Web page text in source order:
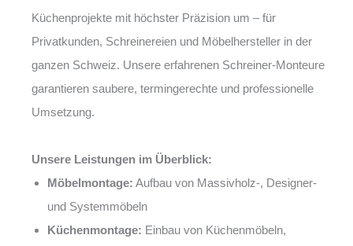
Küchenprojekte mit höchster Präzision um – für
Privatkunden, Schreinereien und Möbelhersteller in der
ganzen Schweiz. Unsere erfahrenen Schreiner-Monteure
garantieren saubere, termingerechte und professionelle
Umsetzung.
Unsere Leistungen im Überblick:
Möbelmontage: Aufbau von Massivholz-, Designer-
und Systemmöbeln
Küchenmontage: Einbau von Küchenmöbeln,